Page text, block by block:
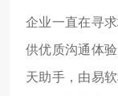
企业一直在寻
供优质沟通体
天助手，由易